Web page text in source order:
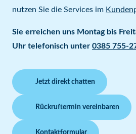
nutzen Sie die Services im
Sie erreichen uns Montag bis
Uhr telefonisch unter 0385 755-
Jetzt direkt chatten
Rückruftermin vereinbaren
Kontaktformular